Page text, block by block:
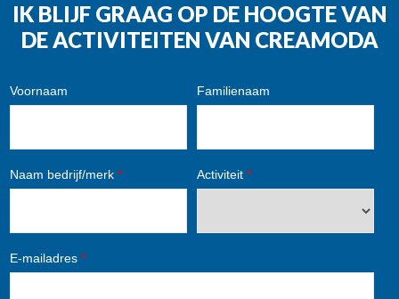
IK BLIJF GRAAG OP DE HOOGTE VAN
DE ACTIVITEITEN VAN CREAMODA
Voornaam Familienaam
Naam bedrijf/merk * Activiteit *
E-mailadres *